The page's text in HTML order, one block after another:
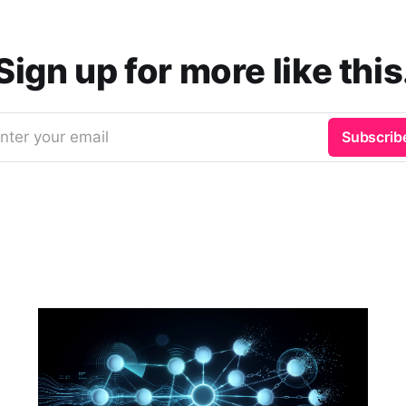
up for more like
your email